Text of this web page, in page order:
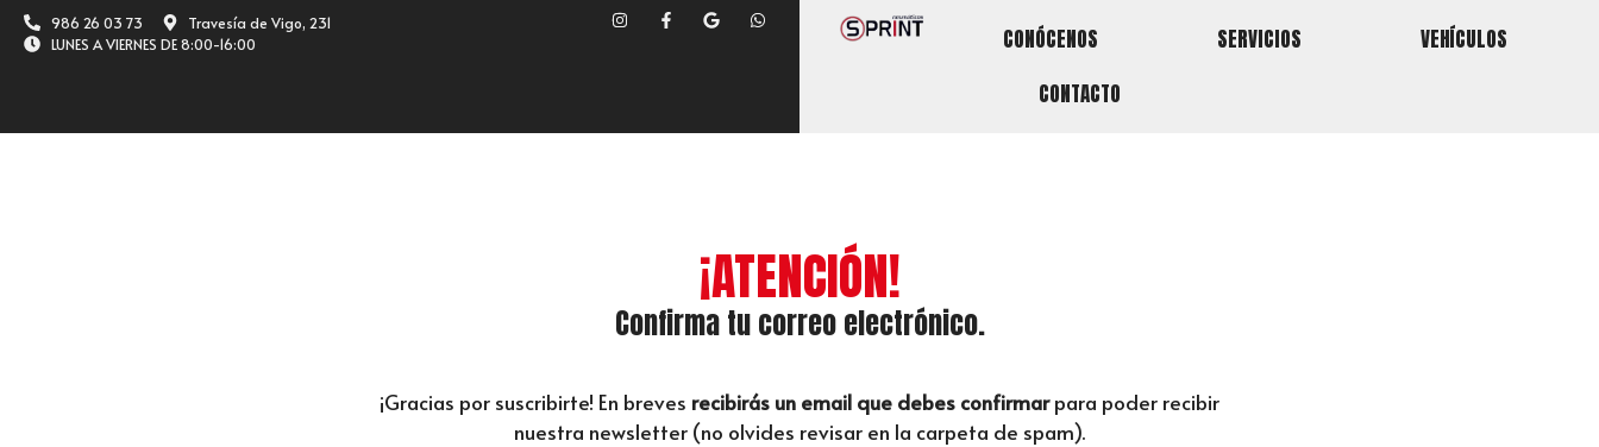
986 26 03 73
Travesía de Vigo, 231
LUNES A VIERNES DE 8:00-16:00
CONÓCENOS SERVICIOS
VEHÍCULOS
CONTACTO
¡ATENCIÓN!
Confirma tu correo electrónico.
¡Gracias por suscribirte! En breves recibirás un email que debes confirmarpara poder recibir
nuestra newsletter (no olvides revisar en la carpeta de spam).